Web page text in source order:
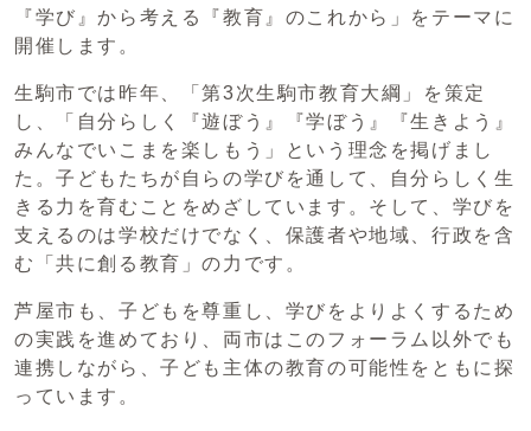
『学び』から考える『教育』のこれから」をテーマに
開催します。
生駒市では昨年、「第3次生駒市教育大綱」を策定
し、「自分らしく『遊ぼう』『学ぼう』『生きよう』
みんなでいこまを楽しもう」という理念を掲げまし
た。子どもたちが自らの学びを通して、自分らしく生
きる力を育むことをめざしています。そして、学びを
支えるのは学校だけでなく、保護者や地域、行政を含
む「共に創る教育」の力です。
芦屋市も、子どもを尊重し、学びをよりよくするため
の実践を進めており、両市はこのフォーラム以外でも
連携しながら、子ども主体の教育の可能性をともに探
っています。